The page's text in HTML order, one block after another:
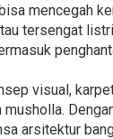
mencegah
tersengat
visual,
arsitektur